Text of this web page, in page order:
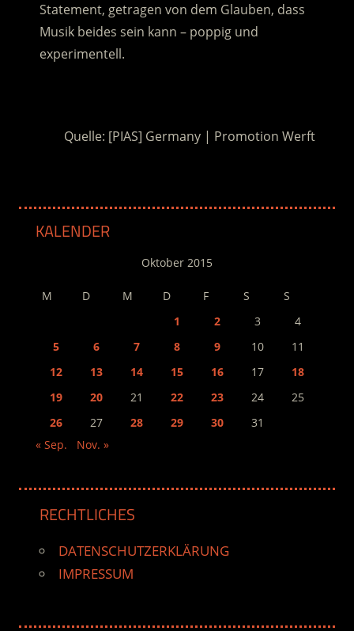
Statement, getragen von dem Glauben, dass
Musik beides sein kann – poppig und
experimentell.
Quelle: [PIAS] Germany | Promotion Werft
KALENDER
Oktober 2015
M D M D F S
S
1
2 3
4
5
6 7 8 9 10
11
12
13 14 15 16 17
18
19
20 21 22 23 24
25
26
27 28 29 30
31
« Sep.
Nov. »
RECHTLICHES
DATENSCHUTZERKLÄRUNG
IMPRESSUM